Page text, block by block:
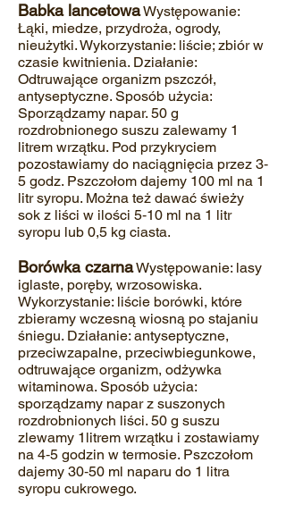
Babka lancetowaWystępowanie:
Łąki, miedze, przydroża, ogrody,
nieużytki. Wykorzystanie: liście; zbiór w
czasie kwitnienia. Działanie:
Odtruwające organizm pszczół,
antyseptyczne. Sposób użycia:
Sporządzamy napar. 50 g
rozdrobnionego suszu zalewamy 1
litrem wrzątku. Pod przykryciem
pozostawiamy do naciągnięcia przez 3‐
5 godz. Pszczołom dajemy 100 ml na 1
litr syropu. Można też dawać świeży
sok z liści w ilości 5‐10 ml na 1 litr
syropu lub 0,5 kg ciasta.
Borówka czarnaWystępowanie: lasy
iglaste, poręby, wrzosowiska.
Wykorzystanie: liście borówki, które
zbieramy wczesną wiosną po stajaniu
śniegu. Działanie: antyseptyczne,
przeciwzapalne, przeciwbiegunkowe,
odtruwające organizm, odżywka
witaminowa. Sposób użycia:
sporządzamy napar z suszonych
rozdrobnionych liści. 50 g suszu
zlewamy 1litrem wrzątku i zostawiamy
na 4‐5 godzin w termosie. Pszczołom
dajemy 30‐50 ml naparu do 1 litra
syropu cukrowego.